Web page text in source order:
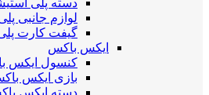
دسته پلی
لوازم جانبی
گیفت کارت
ایکس باکس
کنسول ایکس
بازی ایکس